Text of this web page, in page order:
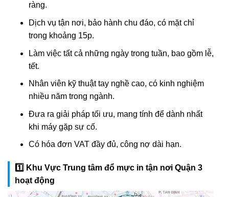
ràng.
Dịch vụ tận nơi, bảo hành chu đáo, có mặt chỉ
trong khoảng 15p.
Làm việc tất cả những ngày trong tuần, bao gồm lễ,
tết.
Nhân viên kỹ thuật tay nghề cao, có kinh nghiệm
nhiều năm trong ngành.
Đưa ra giải pháp tối ưu, mang tính để dành nhất
khi máy gặp sự cố.
Có hóa đơn VAT đầy đủ, công nợ dài hạn.
1️⃣ Khu Vực Trung tâm đổ mực in tận nơi Quận 3
hoạt động